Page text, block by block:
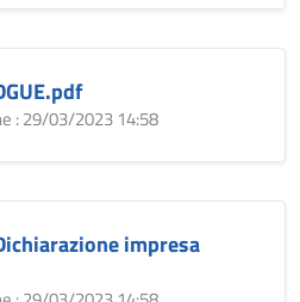
: 29/03/2023 14:58
impresa